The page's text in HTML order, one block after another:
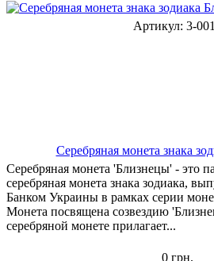
Артикул: 3-
Серебряная монета знака
Серебряная монета 'Близнецы' - это
серебряная монета знака зодиака,
Банком Украины в рамках серии
Монета посвящена созвездию
серебряной монете прилагает...
0 грн.